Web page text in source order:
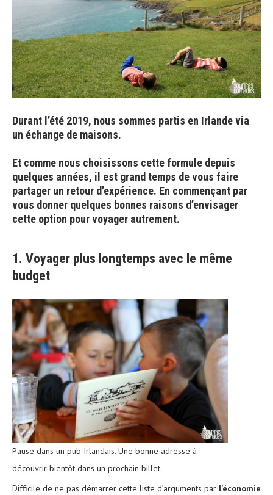
Durant l’été 2019, nous sommes partis en Irlande via
un échange de maisons.
Et comme nous choisissons cette formule depuis
quelques années, il est grand temps de vous faire
partager un retour d’expérience. En commençant par
vous donner quelques bonnes raisons d’envisager
cette option pour voyager autrement.
1. Voyager plus longtemps avec le même
budget
Pause dans un pub Irlandais. Une bonne adresse à
découvrir bientôt dans un prochain billet.
Difficile de ne pas démarrer cette liste d’arguments par l’économie